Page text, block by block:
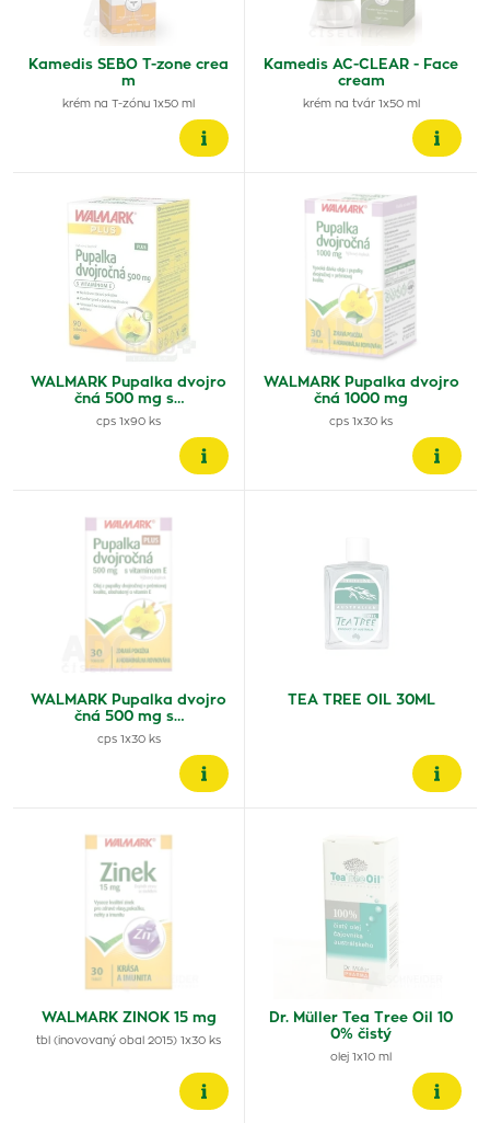
Kamedis SEBO T-zone crea
m
krém na T-zónu 1x50 ml
Kamedis AC-CLEAR - Face
cream
krém na tvár 1x50 ml
WALMARK Pupalka dvojro
čná 500 mg s…
cps 1x90 ks
WALMARK Pupalka dvojro
čná 1000 mg
cps 1x30 ks
WALMARK Pupalka dvojro
čná 500 mg s…
cps 1x30 ks
TEA TREE OIL 30ML
WALMARK ZINOK 15 mg
tbl (inovovaný obal 2015) 1x30 ks
Dr. Müller Tea Tree Oil 10
0% čistý
olej 1x10 ml